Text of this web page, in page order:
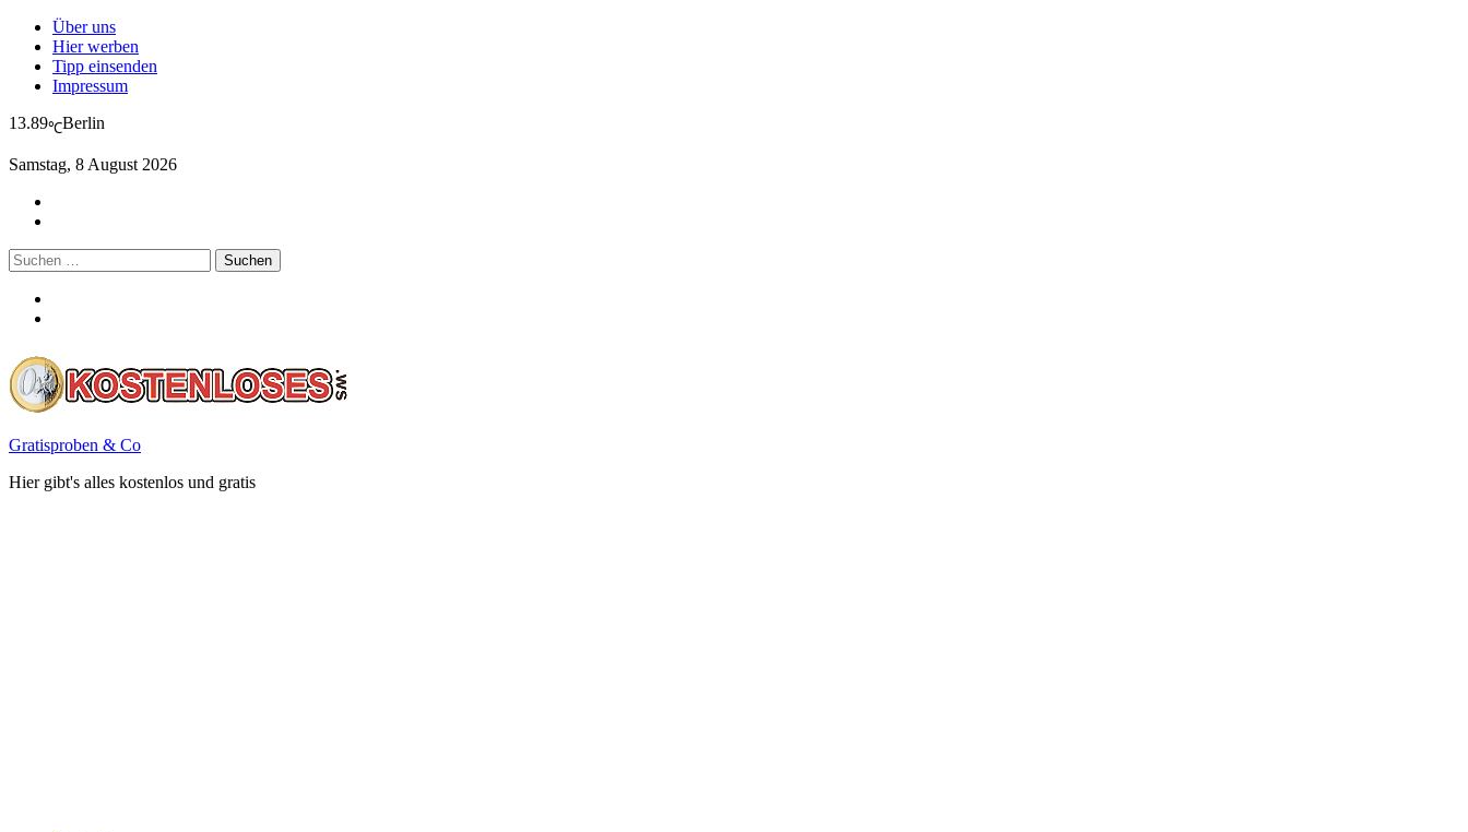
Über uns
Hier werben
Tipp einsenden
Impressum
13.89℃Berlin
Samstag, 8 August 2026
Suchen
nach:
Gratisproben & Co
Hier gibt's alles kostenlos und gratis